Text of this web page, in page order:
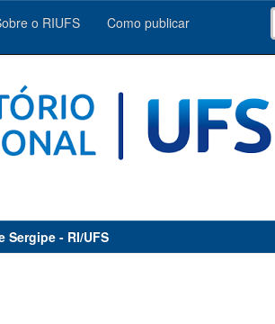
o RIUFS Como publicar
- RI/UFS